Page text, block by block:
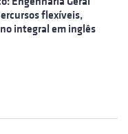
flexíveis,
integral em inglês